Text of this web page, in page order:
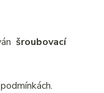
šroubovací